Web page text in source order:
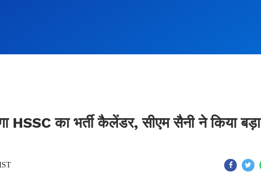
HSSC का भर्ती कैलेंडर, सीएम सैनी ने किया बड़ा